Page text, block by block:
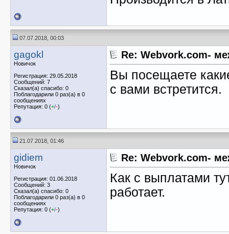
07.07.2018, 00:03
gagokl
Новичок
Регистрация: 29.05.2018
Сообщений: 7
Сказал(а) спасибо: 0
Поблагодарили 0 раз(а) в 0
сообщениях
Репутация: 0 (+/-)
Re: Webvork.com-
Вы посещаете
с вами встретится.
21.07.2018, 01:46
gidiem
Новичок
Регистрация: 01.06.2018
Сообщений: 3
Сказал(а) спасибо: 0
Поблагодарили 0 раз(а) в 0
сообщениях
Репутация: 0 (+/-)
Re: Webvork.com-
Как с выплатами
работает.